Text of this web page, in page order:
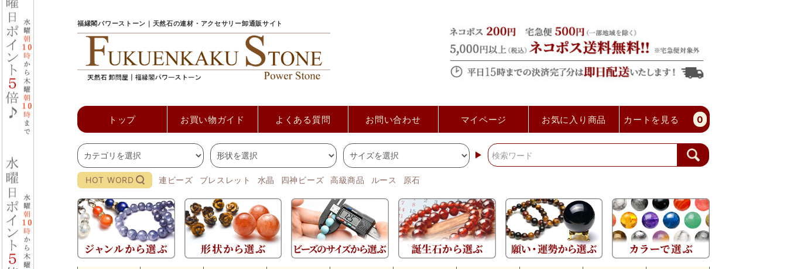
福縁閣パワーストーン｜天然石の連材・アクセサリー卸通販サイト
トップ お買い物ガイド よくある質問 お問い合わせ マイページ お気に入り商品 カートを見る 0
HOT WORD 連ビーズ ブレスレット 水晶 四神ビーズ 高級商品 ルース 原石